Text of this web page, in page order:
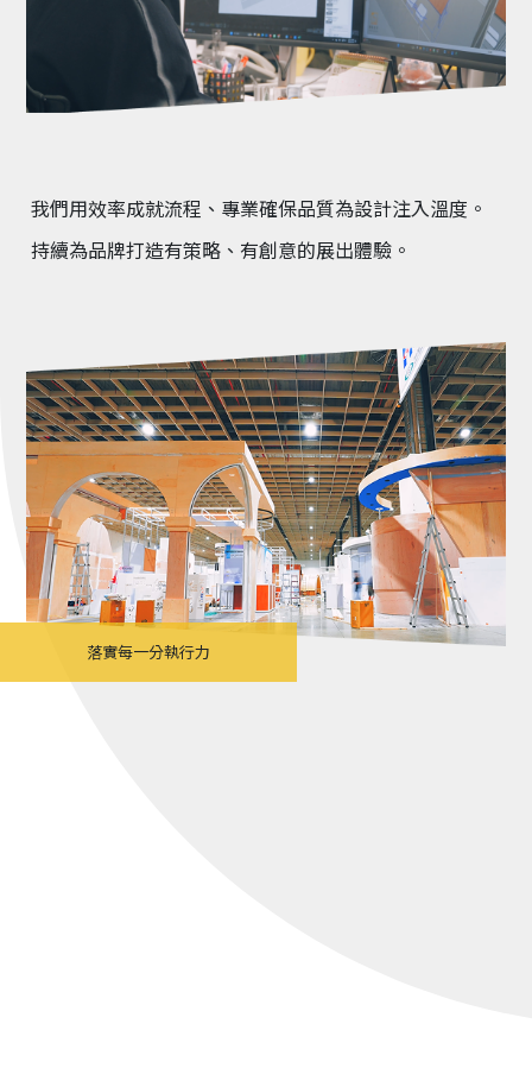
我們用效率成就流程、專業確保品質為設計注入溫度。
持續為品牌打造有策略、有創意的展出體驗。
落實每一分執行力